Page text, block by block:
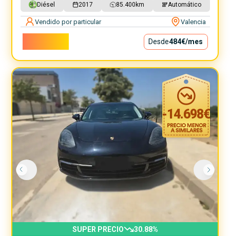
Diésel 2017 85.400 km Automático
Vendido por particular Valencia
Desde484€/mes
-14.698€
SUPER PRECIO 30.88%